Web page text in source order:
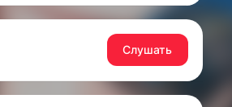
Слушать